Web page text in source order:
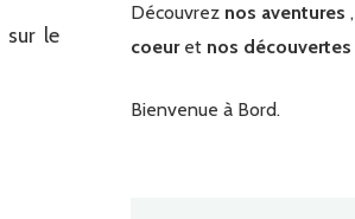
sur le
Découvrez nos aventures ,
coeuret nos découvertes
Bienvenue à Bord.